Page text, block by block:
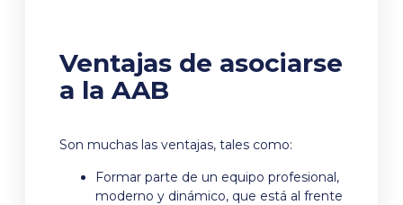
Ventajas de asociarse
a la AAB
Son muchas las ventajas, tales como:
Formar parte de un equipo profesional,
moderno y dinámico, que está al frente